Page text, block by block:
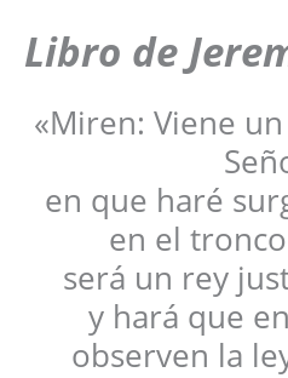
Libro de
«Miren: Viene
en que haré
en el
será un rey
y hará que
observen la